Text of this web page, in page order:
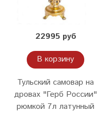
22995 руб
В корзину
Тульский самовар на
дровах "Герб России"
рюмкой 7л латунный